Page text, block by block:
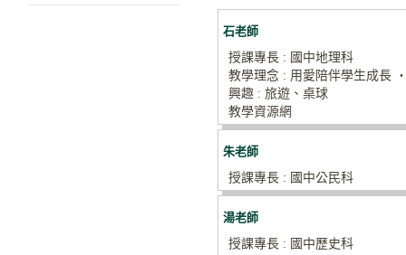
石老師
授課專長 : 國中地理科
教學理念 : 用愛陪伴學生成長
興趣 : 旅遊、桌球
教學資源網
朱老師
授課專長 : 國中公民科
湯老師
授課專長 : 國中歷史科